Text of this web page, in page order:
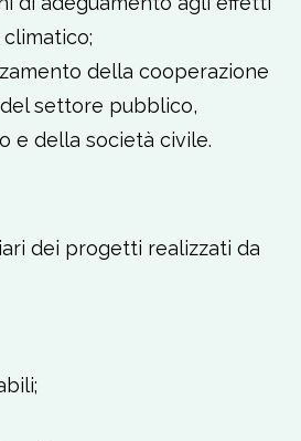
della cooperazione
settore pubblico,
e della società civile.
dei progetti realizzati da